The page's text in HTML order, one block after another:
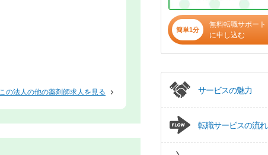
この法人の他の薬剤師求人を見る
簡単1分
無料転職サポート
に申し込む
サービスの魅力
転職サービスの流れ